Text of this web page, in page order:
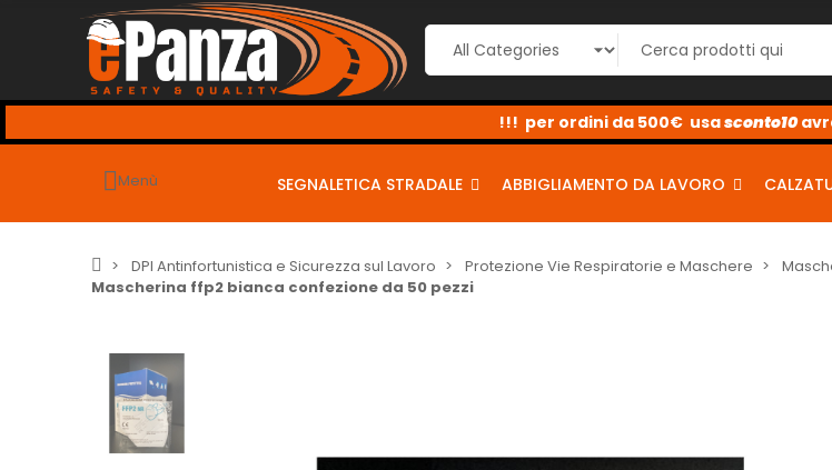
GIÙ, al CHECKOUTusa i seguenti coupon per sconti dal 2% al 10% <-
----
sconto2
sconto5
sconto10
Menù SEGNALETICA STRADALE ABBIGLIAMENTO DA LAVORO
DPI Antinfortunistica e Sicurezza sul Lavoro Protezione Vie Respiratorie e Maschere
Mascherina ffp2 bianca confezione da 50 pezzi